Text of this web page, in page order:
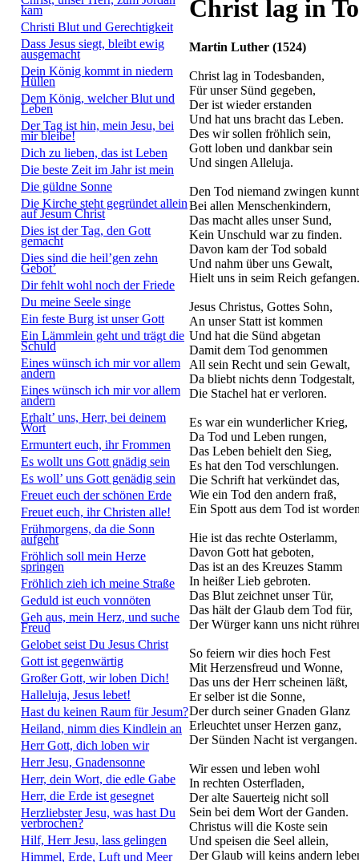
kam
Christi Blut und Gerechtigkeit
Dass Jesus siegt, bleibt ewig
ausgemacht
Dein König kommt in niedern
Hüllen
Dem König, welcher Blut und
Leben
Der Tag ist hin, mein Jesu, bei
mir bleibe!
Dich zu lieben, das ist Leben
Die beste Zeit im Jahr ist mein
Die güldne Sonne
Die Kirche steht gegründet allein
auf Jesum Christ
Dies ist der Tag, den Gott
gemacht
Dies sind die heil’gen zehn
Gebot’
Dir fehlt wohl noch der Friede
Du meine Seele singe
Ein feste Burg ist unser Gott
Ein Lämmlein geht und trägt die
Schuld
Eines wünsch ich mir vor allem
andern
Eines wünsch ich mir vor allem
andern
Erhalt’ uns, Herr, bei deinem
Wort
Ermuntert euch, ihr Frommen
Es wollt uns Gott gnädig sein
Es woll’ uns Gott genädig sein
Freuet euch der schönen Erde
Freuet euch, ihr Christen alle!
Frühmorgens, da die Sonn
aufgeht
Fröhlich soll mein Herze
springen
Fröhlich zieh ich meine Straße
Geduld ist euch vonnöten
Geh aus, mein Herz, und suche
Freud
Gelobet seist Du Jesus Christ
Gott ist gegenwärtig
Großer Gott, wir loben Dich!
Halleluja, Jesus lebet!
Hast du keinen Raum für Jesum?
Heiland, nimm dies Kindlein an
Herr Gott, dich loben wir
Herr Jesu, Gnadensonne
Herr, dein Wort, die edle Gabe
Herr, die Erde ist gesegnet
Herzliebster Jesu, was hast Du
verbrochen?
Hilf, Herr Jesu, lass gelingen
Himmel, Erde, Luft und Meer
Christ lag in
Martin Luther (1524)
Christ lag in Todesbanden,
Für unser Sünd gegeben,
Der ist wieder erstanden
Und hat uns bracht das Leben.
Des wir sollen fröhlich sein,
Gott loben und dankbar sein
Und singen Alleluja.
Den Tod niemand zwingen kunnt
Bei allen Menschenkindern,
Das macht alles unser Sund,
Kein Unschuld war zu finden.
Davon kam der Tod sobald
Und nahm über uns Gewalt,
Hielt uns in seim Reich gefangen.
Jesus Christus, Gottes Sohn,
An unser Statt ist kommen
Und hat die Sünd abgetan
Damit dem Tod genommen
All sein Recht und sein Gewalt,
Da bliebt nichts denn Todgestalt,
Die Stachel hat er verloren.
Es war ein wunderlicher Krieg,
Da Tod und Leben rungen,
Das Leben behielt den Sieg,
Es hat den Tod verschlungen.
Die Schrift hat verkündet das,
Wie ein Tod den andern fraß,
Ein Spott aus dem Tod ist
Hie ist das rechte Osterlamm,
Davon Gott hat geboten,
Das ist an des Kreuzes Stamm
In heißer Lieb gebroten.
Das Blut zeichnet unser Tür,
Das hält der Glaub dem Tod für,
Der Würger kann uns nicht
So feiern wir dies hoch Fest
Mit Herzensfreud und Wonne,
Das uns der Herr scheinen läßt,
Er selber ist die Sonne,
Der durch seiner Gnaden Glanz
Erleuchtet unser Herzen ganz,
Der Sünden Nacht ist vergangen.
Wir essen und leben wohl
In rechten Osterfladen,
Der alte Sauerteig nicht soll
Sein bei dem Wort der Ganden.
Christus will die Koste sein
Und speisen die Seel allein,
Der Glaub will keins andern